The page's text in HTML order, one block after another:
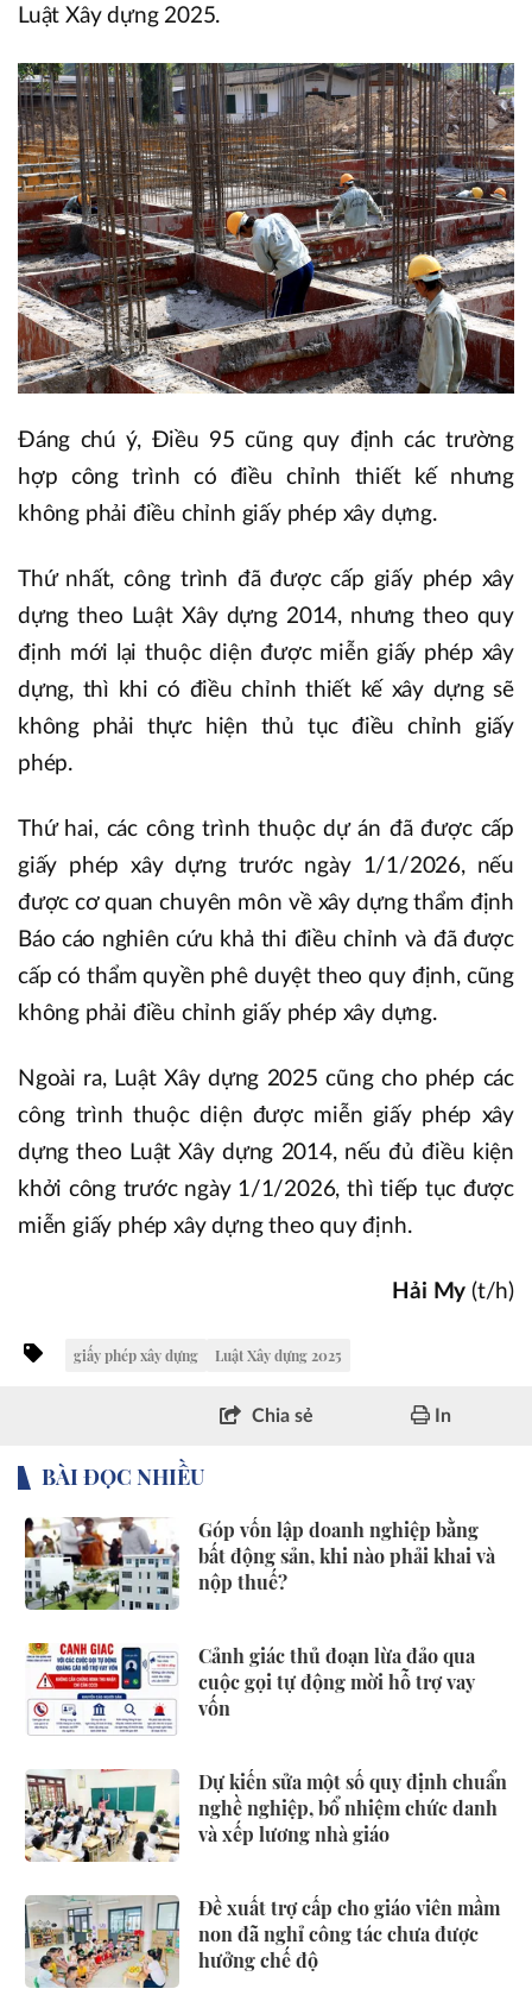
Luật Xây dựng 2025.
Đáng chú ý, Điều 95 cũng quy định các trường
hợp công trình có điều chỉnh thiết kế nhưng
không phải điều chỉnh giấy phép xây dựng.
Thứ nhất, công trình đã được cấp giấy phép xây
dựng theo Luật Xây dựng 2014, nhưng theo quy
định mới lại thuộc diện được miễn giấy phép xây
dựng, thì khi có điều chỉnh thiết kế xây dựng sẽ
không phải thực hiện thủ tục điều chỉnh giấy
phép.
Thứ hai, các công trình thuộc dự án đã được cấp
giấy phép xây dựng trước ngày 1/1/2026, nếu
được cơ quan chuyên môn về xây dựng thẩm định
Báo cáo nghiên cứu khả thi điều chỉnh và đã được
cấp có thẩm quyền phê duyệt theo quy định, cũng
không phải điều chỉnh giấy phép xây dựng.
Ngoài ra, Luật Xây dựng 2025 cũng cho phép các
công trình thuộc diện được miễn giấy phép xây
dựng theo Luật Xây dựng 2014, nếu đủ điều kiện
khởi công trước ngày 1/1/2026, thì tiếp tục được
miễn giấy phép xây dựng theo quy định.
Hải My (t/h)
giấy phép xây dựng Luật Xây dựng 2025
Chia sẻ In
BÀI ĐỌC NHIỀU
Góp vốn lập doanh nghiệp bằng
bất động sản, khi nào phải khai và
nộp thuế?
Cảnh giác thủ đoạn lừa đảo qua
cuộc gọi tự động mời hỗ trợ vay
vốn
Dự kiến sửa một số quy định chuẩn
nghề nghiệp, bổ nhiệm chức danh
và xếp lương nhà giáo
Đề xuất trợ cấp cho giáo viên mầm
non đã nghỉ công tác chưa được
hưởng chế độ